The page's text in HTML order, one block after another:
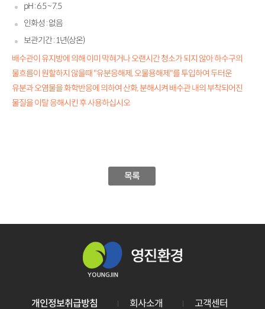
pH : 6.5 ~ 7.5
인화성 : 없음
보관기간 : 1년(상온)
배수관이 유지방에 의해 이미 막혀거나 오랜시간 청소가 되지 않아 하수구의
물흐름이 원할하지 않을때 "유분응해제, 오물용해제"를 투입하여 두터운
유분과 오염물을 화학반응에 의하여 산화, 분해시켜 배수관 내의 부착되어진
물질을 이탈 응해시킨 후 사용하십시오
목록
개인정보취급방침 회사소개 고객센터